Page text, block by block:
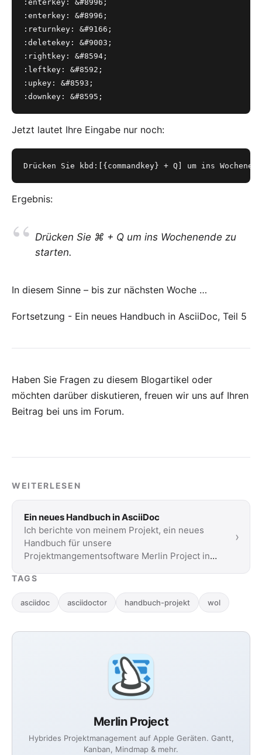
Merlin Project
Hybrides Projektmanagement auf Apple Geräten. Gantt,
Kanban, Mindmap & mehr.
:enterkey: &#8996;
:enterkey: &#8996;
:returnkey: &#9166;
:deletekey: &#9003;
:rightkey: &#8594;
:leftkey: &#8592;
:upkey: &#8593;
:downkey: &#8595;
Jetzt lautet Ihre Eingabe nur noch:
Drücken Sie kbd:[{commandkey} + Q] um ins
Ergebnis:
Drücken Sie ⌘ + Q um ins Wochenende zu
starten.
In diesem Sinne – bis zur nächsten Woche …
Fortsetzung - Ein neues Handbuch in AsciiDoc, Teil 5
Haben Sie Fragen zu diesem Blogartikel oder
möchten darüber diskutieren, freuen wir uns auf Ihren
Beitrag bei uns im Forum.
WEITERLESEN
Ein neues Handbuch in AsciiDoc
Ich berichte von meinem Projekt, ein neues
Handbuch für unsere
Projektmangementsoftware Merlin Project in
›
TAGS
asciidoc asciidoctor handbuch-projekt wol